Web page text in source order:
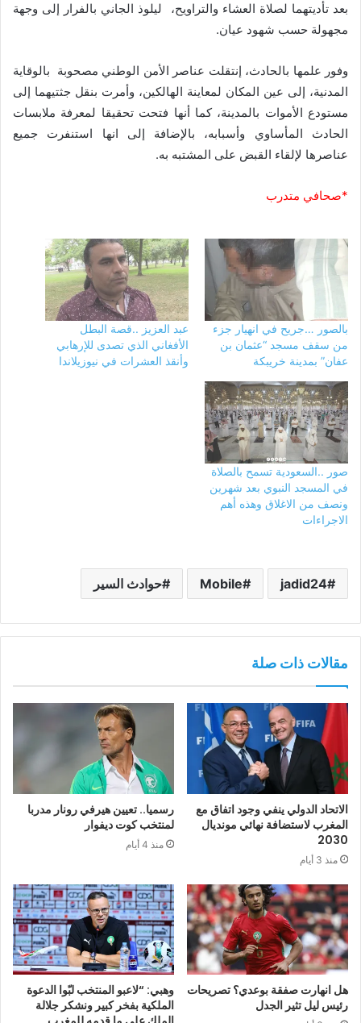
بعد تأديتهما لصلاة العشاء والتراويح، ليلوذ الجاني بالفرار إلى وجهة
مجهولة حسب شهود عيان.
وفور علمها بالحادث، إنتقلت عناصر الأمن الوطني مصحوبة بالوقاية
المدنية، إلى عين المكان لمعاينة الهالكين، وأمرت بنقل جثتيهما إلى
مستودع الأموات بالمدينة، كما أنها فتحت تحقيقا لمعرفة ملابسات
الحادث المأساوي وأسبابه، بالإضافة إلى انها استنفرت جميع
عناصرها ﻹلقاء القبض على المشتبه به.
*صحافي متدرب
بالصور …جريح في انهيار جزء
من سقف مسجد “عثمان بن
عفان” بمدينة خريبكة
عبد العزيز ..قصة البطل
الأفغاني الذي تصدى للإرهابي
وأنقذ العشرات في نيوزيلاندا
صور ..السعودية تسمح بالصلاة
في المسجد النبوي بعد شهرين
ونصف من الاغلاق وهذه أهم
الاجراءات
jadid24
Mobile حوادث السير
مقالات ذات صلة
الاتحاد الدولي ينفي وجود اتفاق مع
المغرب لاستضافة نهائي مونديال
2030
منذ 3 أيام
رسميا.. تعيين هيرفي رونار مدربا
لمنتخب كوت ديفوار
منذ 4 أيام
هل انهارت صفقة بوعدي؟ تصريحات
رئيس ليل تثير الجدل
وهبي: “لاعبو المنتخب لبّوا الدعوة
الملكية بفخر كبير ونشكر جلالة